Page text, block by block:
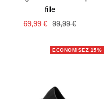
fille
Prix
69,99 € Prix
99,99 €
ECONOMISEZ 15%